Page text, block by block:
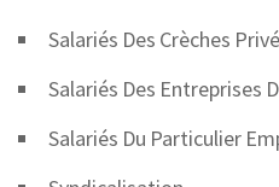
Salariés Des Crèches
Salariés Des Entreprises
Salariés Du Particulier